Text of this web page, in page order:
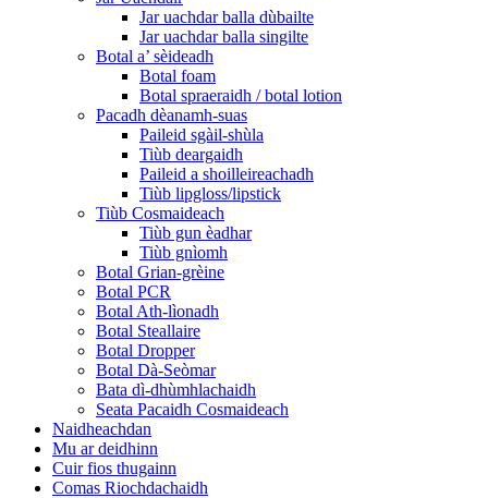
Jar uachdar balla dùbailte
Jar uachdar balla singilte
Botal a’ sèideadh
Botal foam
Botal spraeraidh / botal lotion
Pacadh dèanamh-suas
Paileid sgàil-shùla
Tiùb deargaidh
Paileid a shoilleireachadh
Tiùb lipgloss/lipstick
Tiùb Cosmaideach
Tiùb gun èadhar
Tiùb gnìomh
Botal Grian-grèine
Botal PCR
Botal Ath-lìonadh
Botal Steallaire
Botal Dropper
Botal Dà-Seòmar
Bata dì-dhùmhlachaidh
Seata Pacaidh Cosmaideach
Naidheachdan
Mu ar deidhinn
Cuir fios thugainn
Comas Riochdachaidh